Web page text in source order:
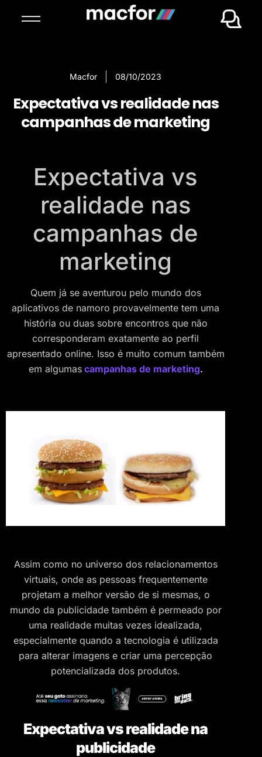
Macfor 08/10/2023
Expectativa vs realidade nas
campanhas de marketing
Expectativa vs
realidade nas
campanhas de
marketing
Quem já se aventurou pelo mundo dos
aplicativos de namoro provavelmente tem uma
história ou duas sobre encontros que não
corresponderam exatamente ao perfil
apresentado online. Isso é muito comum também
em algumas campanhas de marketing.
Assim como no universo dos relacionamentos
virtuais, onde as pessoas frequentemente
projetam a melhor versão de si mesmas, o
mundo da publicidade também é permeado por
uma realidade muitas vezes idealizada,
especialmente quando a tecnologia é utilizada
para alterar imagens e criar uma percepção
potencializada dos produtos.
Expectativa vs realidade na
publicidade